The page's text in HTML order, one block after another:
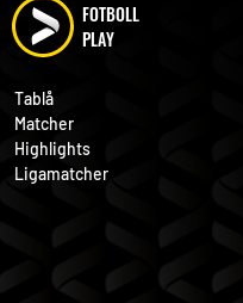
FOTBOLL
PLAY
Tablå
Matcher
Highlights
Ligamatcher